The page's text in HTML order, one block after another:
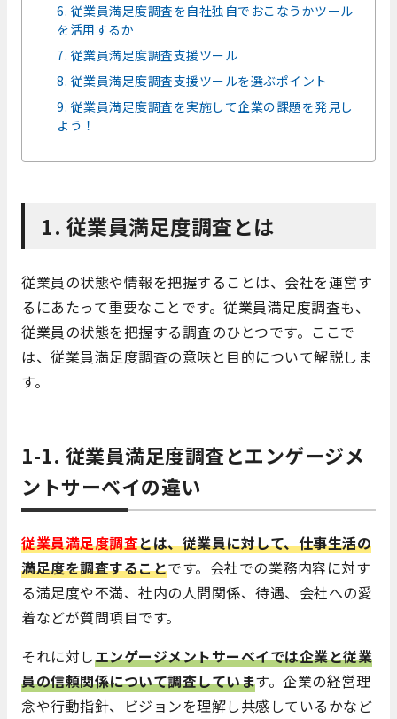
6. 従業員満足度調査を自社独自でおこなうかツール
を活用するか
7. 従業員満足度調査支援ツール
8. 従業員満足度調査支援ツールを選ぶポイント
9. 従業員満足度調査を実施して企業の課題を発見し
よう！
1. 従業員満足度調査とは
従業員の状態や情報を把握することは、会社を運営す
るにあたって重要なことです。従業員満足度調査も、
従業員の状態を把握する調査のひとつです。ここで
は、従業員満足度調査の意味と目的について解説しま
す。
1-1. 従業員満足度調査とエンゲージメ
ントサーベイの違い
従業員満足度調査とは、従業員に対して、仕事生活の
満足度を調査することです。会社での業務内容に対す
る満足度や不満、社内の人間関係、待遇、会社への愛
着などが質問項目です。
それに対しエンゲージメントサーベイでは企業と従業
員の信頼関係について調査しています。企業の経営理
念や行動指針、ビジョンを理解し共感しているかなど